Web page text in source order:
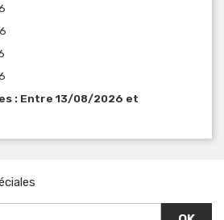
: Entre 13/08/2026 et